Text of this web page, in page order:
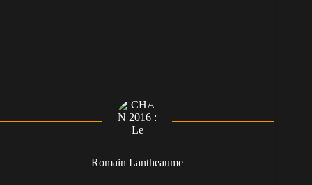
Romain Lantheaume